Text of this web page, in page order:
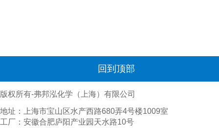
回到顶部
版权所有-弗邦泓化学（上海）有限公司
地址：上海市宝山区水产西路680弄4号楼1009室
工厂：安徽合肥庐阳产业园天水路10号